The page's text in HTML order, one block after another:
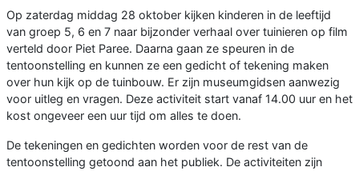
Op zaterdag middag 28 oktober kijken kinderen in de leeftijd
van groep 5, 6 en 7 naar bijzonder verhaal over tuinieren op film
verteld door Piet Paree. Daarna gaan ze speuren in de
tentoonstelling en kunnen ze een gedicht of tekening maken
over hun kijk op de tuinbouw. Er zijn museumgidsen aanwezig
voor uitleg en vragen. Deze activiteit start vanaf 14.00 uur en het
kost ongeveer een uur tijd om alles te doen.
De tekeningen en gedichten worden voor de rest van de
tentoonstelling getoond aan het publiek. De activiteiten zijn